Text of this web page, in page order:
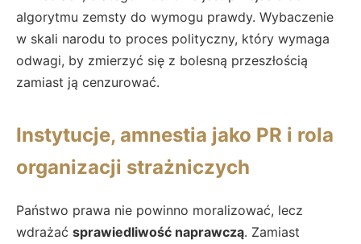
algorytmu zemsty do wymogu prawdy. Wybaczenie
w skali narodu to proces polityczny, który wymaga
odwagi, by zmierzyć się z bolesną przeszłością
zamiast ją cenzurować.
Instytucje, amnestia jako PR i rola
organizacji strażniczych
Państwo prawa nie powinno moralizować, lecz
wdrażać sprawiedliwość naprawczą. Zamiast